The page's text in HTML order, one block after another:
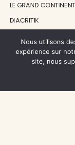
LE GRAND CONTINENT
DIACRITIK
NOS SOUTIENS
CENTRE NATIONAL
Nous utilisons
expérience sur
site, nous